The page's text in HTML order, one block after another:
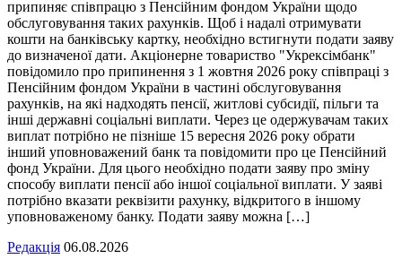
припиняє співпрацю з Пенсійним фондом України щодо
обслуговування таких рахунків. Щоб і надалі отримувати
кошти на банківську картку, необхідно встигнути подати заяву
до визначеної дати. Акціонерне товариство "Укрексімбанк"
повідомило про припинення з 1 жовтня 2026 року співпраці з
Пенсійним фондом України в частині обслуговування
рахунків, на які надходять пенсії, житлові субсидії, пільги та
інші державні соціальні виплати. Через це одержувачам таких
виплат потрібно не пізніше 15 вересня 2026 року обрати
інший уповноважений банк та повідомити про це Пенсійний
фонд України. Для цього необхідно подати заяву про зміну
способу виплати пенсії або іншої соціальної виплати. У заяві
потрібно вказати реквізити рахунку, відкритого в іншому
уповноваженому банку. Подати заяву можна […]
Редакція 06.08.2026